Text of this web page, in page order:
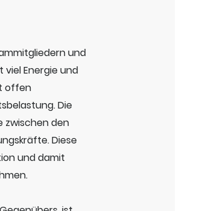
und
Energie und
offen
Die
zwischen den
Diese
und damit